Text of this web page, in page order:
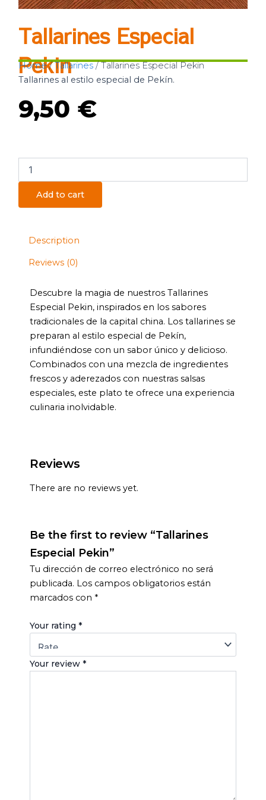
Tallarines Especial
Pekin
Home/Tallarines/ Tallarines Especial Pekin
Tallarines al estilo especial de Pekín.
9,50 €
Especial
Pekin
quantityAdd to cart
Description
Reviews (0)
Descubre la magia de nuestros Tallarines
Especial Pekin, inspirados en los sabores
tradicionales de la capital china. Los tallarines se
preparan al estilo especial de Pekín,
infundiéndose con un sabor único y delicioso.
Combinados con una mezcla de ingredientes
frescos y aderezados con nuestras salsas
especiales, este plato te ofrece una experiencia
culinaria inolvidable.
Reviews
There are no reviews yet.
Be the first to review “Tallarines
Especial Pekin”
Tu dirección de correo electrónico no será
publicada. Los campos obligatorios están
marcados con *
Your rating *
Your review *